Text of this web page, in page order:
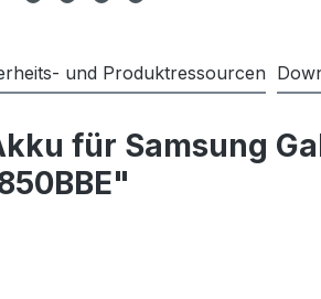
und Produktressourcen
für Samsung